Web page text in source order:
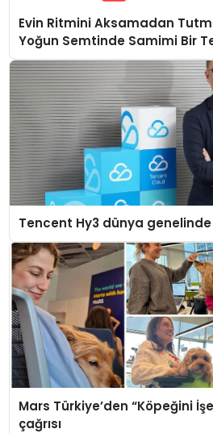
Evin Ritmini Aksamadan
Yoğun Semtinde Samimi Bir
Tencent Hy3 dünya
Mars Türkiye’den “Köpeğini
çağrısı